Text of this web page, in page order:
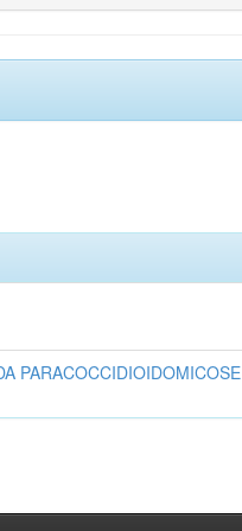
PARACOCCIDIOIDOMICOSE